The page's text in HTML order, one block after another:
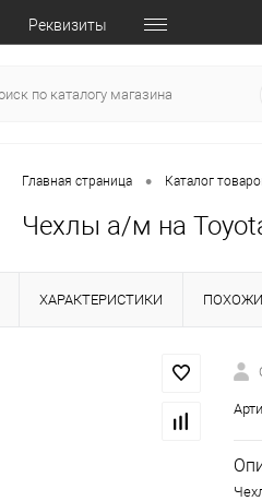
Реквизиты
Главная страница • Каталог
Чехлы а/м на
ХАРАКТЕРИСТИКИ